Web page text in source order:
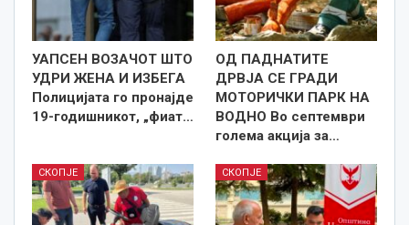
УАПСЕН ВОЗАЧОТ ШТО
УДРИ ЖЕНА И ИЗБЕГА
Полицијата го пронајде
19-годишникот, „фиат…
ОД ПАДНАТИТЕ
ДРВЈА СЕ ГРАДИ
МОТОРИЧКИ ПАРК НА
ВОДНО Во септември
голема акција за…
СКОПЈЕ СКОПЈЕ